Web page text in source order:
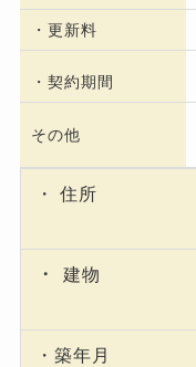
・更新料
・契約期間
その他
・ 住所
・ 建物
・築年月